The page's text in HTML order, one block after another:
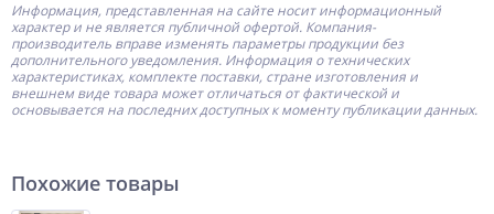
Информация, представленная на сайте носит информационный
характер и не является публичной офертой. Компания-
производитель вправе изменять параметры продукции без
дополнительного уведомления. Информация о технических
характеристиках, комплекте поставки, стране изготовления и
внешнем виде товара может отличаться от фактической и
основывается на последних доступных к моменту публикации данных.
Похожие товары